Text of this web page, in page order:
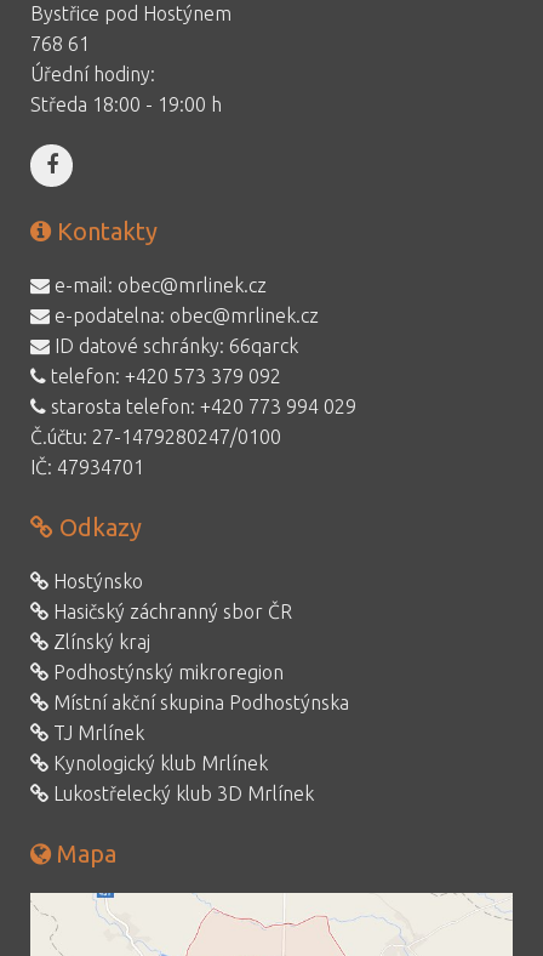
Bystřice pod Hostýnem
768 61
Úřední hodiny:
Středa 18:00 - 19:00 h
Kontakty
e-mail: obec@mrlinek.cz
e-podatelna: obec@mrlinek.cz
ID datové schránky: 66qarck
telefon: +420 573 379 092
starosta telefon: +420 773 994 029
Č.účtu: 27-1479280247/0100
IČ: 47934701
Odkazy
Hostýnsko
Hasičský záchranný sbor ČR
Zlínský kraj
Podhostýnský mikroregion
Místní akční skupina Podhostýnska
TJ Mrlínek
Kynologický klub Mrlínek
Lukostřelecký klub 3D Mrlínek
Mapa